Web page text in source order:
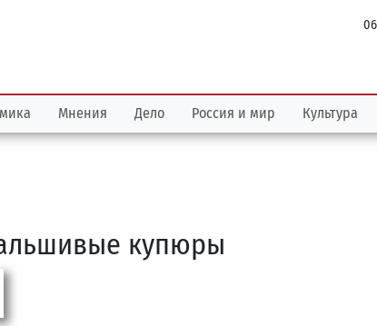
Мнения Дело Россия и мир Культура
купюры